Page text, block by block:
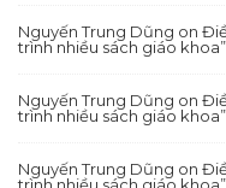
Nguyến Trung Dũng on
trình nhiều sách giáo
Nguyến Trung Dũng on
trình nhiều sách giáo
Nguyến Trung Dũng on